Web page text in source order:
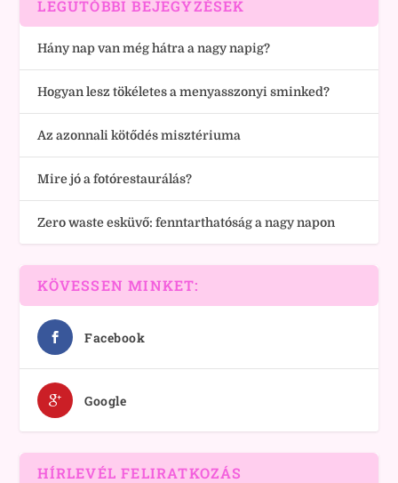
LEGUTÓBBI BEJEGYZÉSEK
Hány nap van még hátra a nagy napig?
Hogyan lesz tökéletes a menyasszonyi sminked?
Az azonnali kötődés misztériuma
Mire jó a fotórestaurálás?
Zero waste esküvő: fenntarthatóság a nagy napon
KÖVESSEN MINKET:
Facebook
Google
HÍRLEVÉL FELIRATKOZÁS